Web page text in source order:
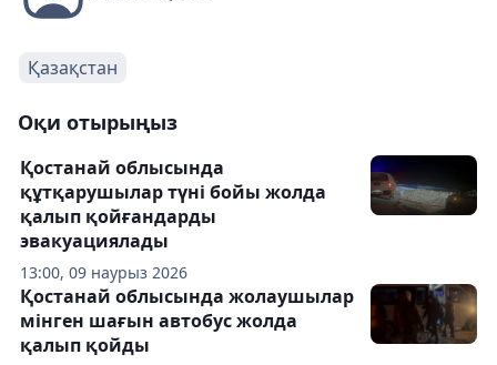
Қазақстан
Оқи отырыңыз
13:00, 09 наурыз 2026
Қостанай облысында
құтқарушылар түні бойы жолда
қалып қойғандарды
эвакуациялады
Қостанай облысында жолаушылар
мінген шағын автобус жолда
қалып қойды